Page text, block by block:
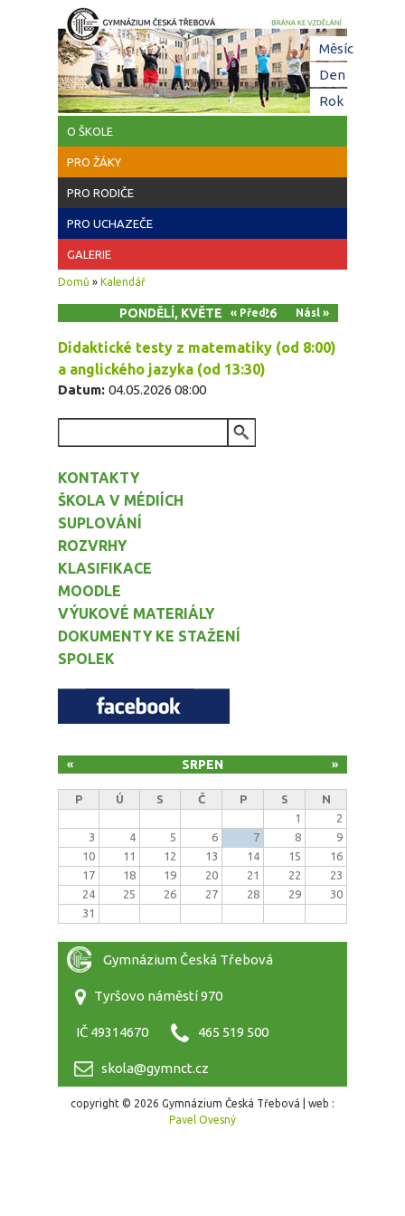
Přejít k hlavnímu obsahu
O ŠKOLE
PRO ŽÁKY
PRO RODIČE
PRO UCHAZEČE
GALERIE
Jste zde
Domů » Kalendář
PONDĚLÍ, KVĚTEN 4, 2026
« Před Násl »
Didaktické testy z matematiky (od 8:00)
a anglického jazyka (od 13:30)
Datum: 04.05.2026 08:00
KONTAKTY
ŠKOLA V MÉDIÍCH
SUPLOVÁNÍ
ROZVRHY
KLASIFIKACE
MOODLE
VÝUKOVÉ MATERIÁLY
DOKUMENTY KE STAŽENÍ
SPOLEK
SRPEN
« »
P Ú S Č P S
N
1
2
3
4 5 6 7 8
9
10
11 12 13 14 15
16
17
18 19 20 21 22
23
24
25 26 27 28 29
30
31
Gymnázium Česká Třebová
Tyršovo náměstí 970
IČ 49314670 465 519 500
skola@gymnct.cz
copyright © 2026 Gymnázium Česká Třebová | web :
Pavel Ovesný
Měsíc
Den(aktivní
Rok